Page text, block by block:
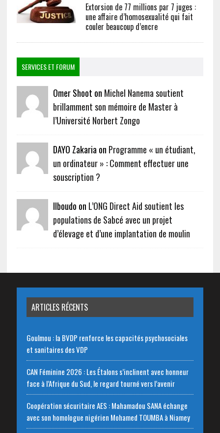
Extorsion de 77 millions par 7 juges :
une affaire d’homosexualité qui fait
couler beaucoup d’encre
SERVICES ET FORUM
Omer Shoot on Michel Nanema soutient
brillamment son mémoire de Master à
l’Université Norbert Zongo
DAYO Zakaria on Programme « un étudiant,
un ordinateur » : Comment effectuer une
souscription ?
Ilboudo on L’ONG Direct Aid soutient les
populations de Sabcé avec un projet
d’élevage et d’une implantation de moulin
ARTICLES RÉCENTS
Goulmou : la BVDP renforce les capacités psychosociales
et sanitaires des VDP
CAN Féminine 2026 : Les Étalons s’inclinent avec honneur
face à l’Afrique du Sud, le regard tourné vers l’avenir
Coopération sécuritaire AES : Mahamadou SANA échange
avec son homologue nigérien Mohamed TOUMBA à Niamey